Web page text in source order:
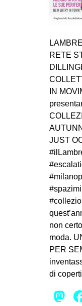
RETE
IN
JUST
non
moda.
PER
di